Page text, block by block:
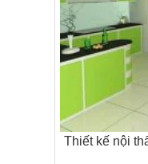
Thiết kế nội